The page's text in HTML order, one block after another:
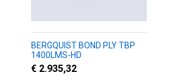
BERGQUIST BOND PLY TBP
1400LMS-HD
€ 2.935,32